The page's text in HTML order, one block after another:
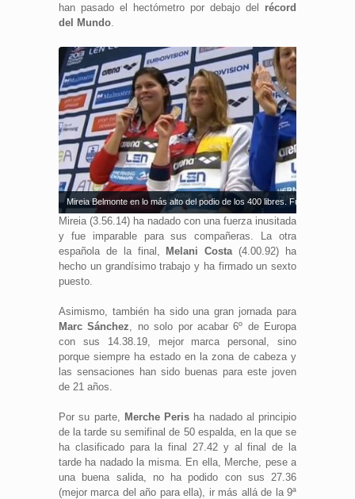
han pasado el hectómetro por debajo del récord
del Mundo.
Mireia Belmonte en lo más alto del podio de los 400 libres. Fuente: COE
Mireia (3.56.14) ha nadado con una fuerza inusitada
y fue imparable para sus compañeras. La otra
española de la final, Melani Costa (4.00.92) ha
hecho un grandísimo trabajo y ha firmado un sexto
puesto.
Asimismo, también ha sido una gran jornada para
Marc Sánchez , no solo por acabar 6º de Europa
con sus 14.38.19, mejor marca personal, sino
porque siempre ha estado en la zona de cabeza y
las sensaciones han sido buenas para este joven
de 21 años.
Por su parte, Merche Peris ha nadado al principio
de la tarde su semifinal de 50 espalda, en la que se
ha clasificado para la final 27.42 y al final de la
tarde ha nadado la misma. En ella, Merche, pese a
una buena salida, no ha podido con sus 27.36
(mejor marca del año para ella), ir más allá de la 9ª